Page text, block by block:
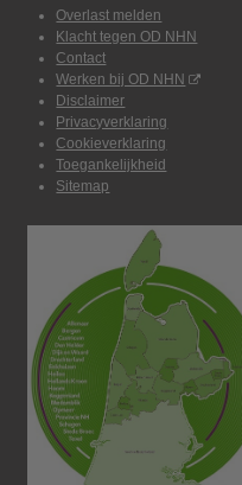
Overlast melden
Klacht tegen OD NHN
Contact
Werken bij OD NHN
Disclaimer
Privacyverklaring
Cookieverklaring
Toegankelijkheid
Sitemap